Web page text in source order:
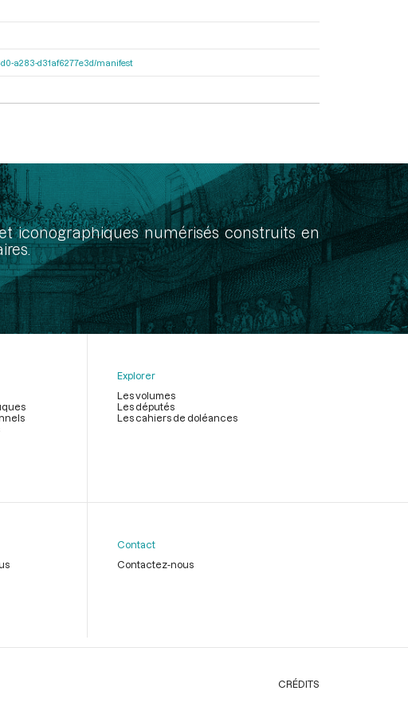
a283-d31af6277e3d/manifest
iconographiques numérisés construits en
Explorer
Les volumes
Les députés
Les cahiers de doléances
Contact
Contactez-nous
CRÉDITS